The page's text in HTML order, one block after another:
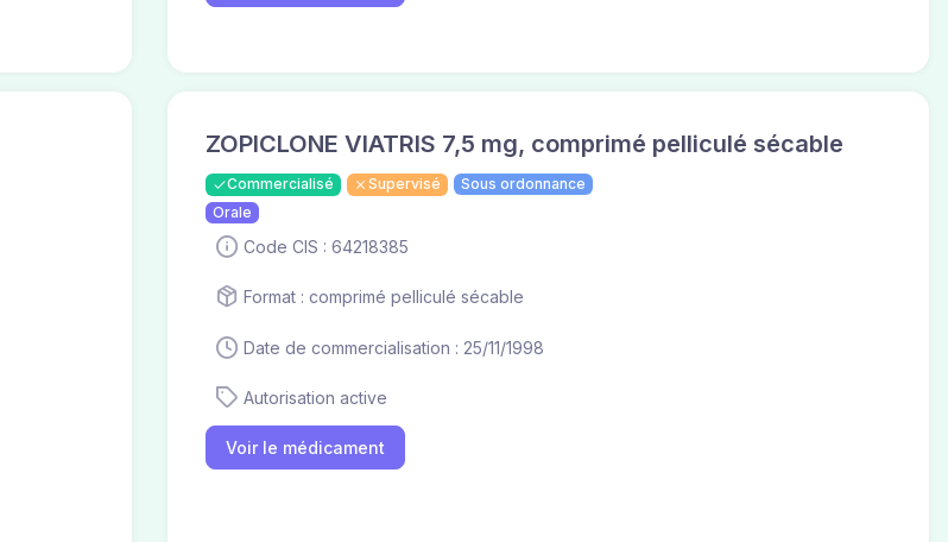
ZOPICLONE VIATRIS 7,5 mg, comprimé pelliculé sécable
Commercialisé Supervisé
Sous ordonnance
Orale
Code CIS : 64218385
Format : comprimé pelliculé sécable
Date de commercialisation : 25/11/1998
Autorisation active
Voir le médicament